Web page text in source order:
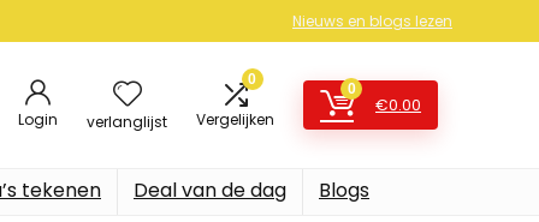
Nieuws en blogs lezen
Login verlanglijst
0
Vergelijken
0
€0.00
tekenen Deal van de dag Blogs